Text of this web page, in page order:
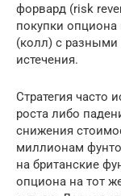
форвард (risk
покупки
(колл) с
истечения.
Стратегия часто
роста либо
снижения
миллионам
на британские
опциона на тот